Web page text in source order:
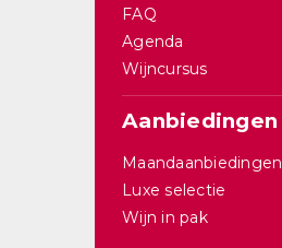
FAQ
Agenda
Wijncursus
Aanbiedingen
Maandaanbiedingen
Luxe selectie
Wijn in pak